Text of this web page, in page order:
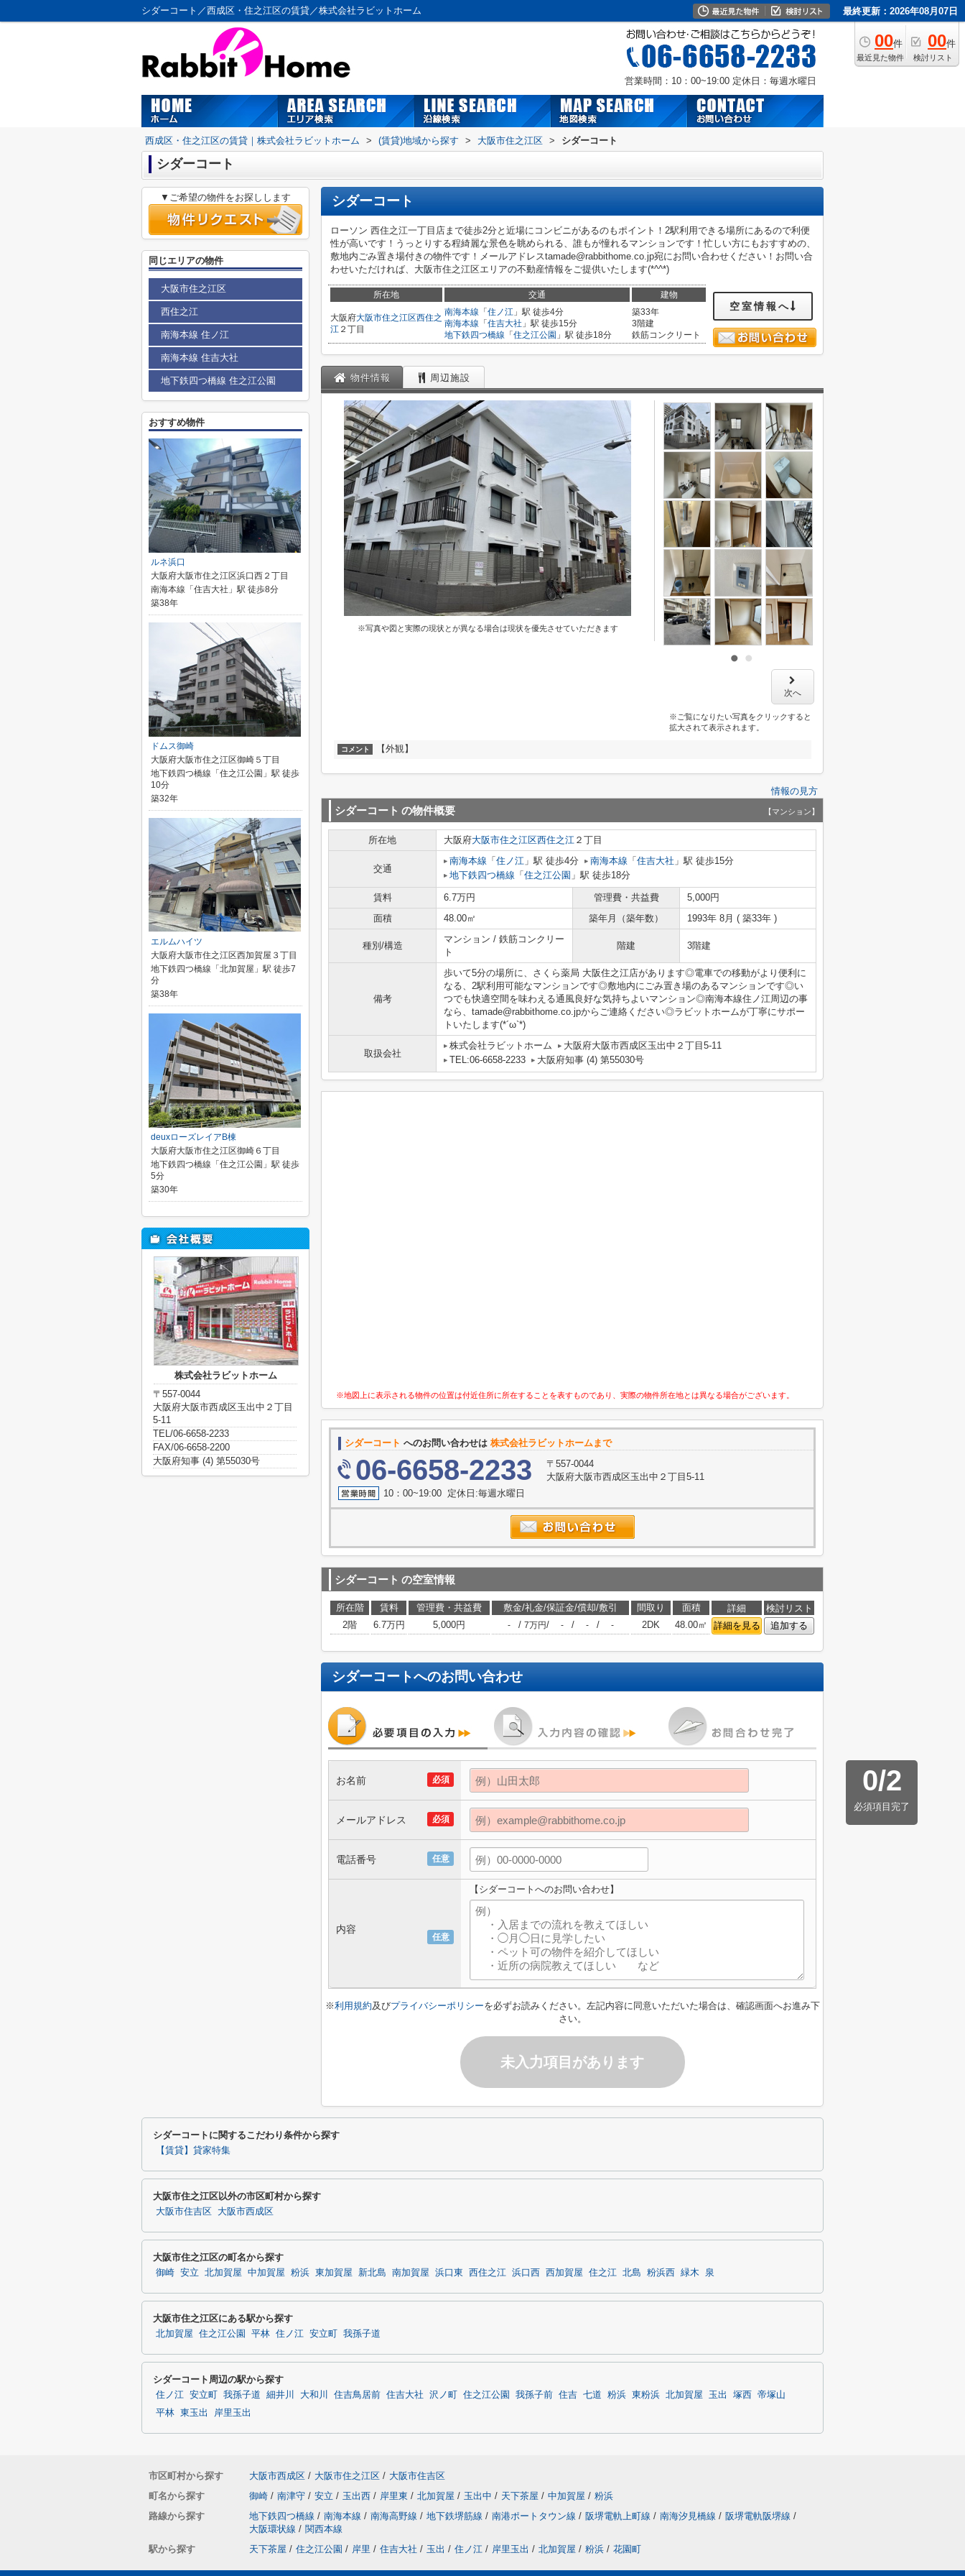
シダーコート／西成区・住之江区の賃貸／株式会社ラビットホーム 最終更新：2026年08月07日
00件
最近見た物件
00件
検討リスト
営業時間：10：00~19:00 定休日：毎週水曜日
西成区・住之江区の賃貸｜株式会社ラビットホーム > (賃貸)地域から探す > 大阪市住之江区 > シダーコート
シダーコート
シダーコート
ローソン 西住之江一丁目店まで徒歩2分と近場にコンビニがあるのもポイント！2駅利用できる場所にあるので利便
性が高いです！うっとりする程綺麗な景色を眺められる、誰もが憧れるマンションです！忙しい方にもおすすめの、
敷地内ごみ置き場付きの物件です！メールアドレスtamade@rabbithome.co.jp宛にお問い合わせください！お問い合
わせいただければ、大阪市住之江区エリアの不動産情報をご提供いたします(*^^*)
所在地 交通 建物
大阪府大阪市住之江区西住之
江 ２丁目
南海本線 「 住ノ江 」駅 徒歩4分
南海本線 「 住吉大社 」駅 徒歩15分
地下鉄四つ橋線 「 住之江公園 」駅 徒歩18分
築33年
3階建
鉄筋コンクリート
空室情報へ
物件情報 周辺施設
※写真や図と実際の現状とが異なる場合は現状を優先させていただきます
次へ
※ご覧になりたい写真をクリックすると
拡大されて表示されます。
コメント 【外観】
情報の見方
シダーコート の物件概要 【マンション】
所在地 大阪府大阪市住之江区西住之江 ２丁目
交通
南海本線 「 住ノ江 」駅 徒歩4分 南海本線 「 住吉大社 」駅 徒歩15分
地下鉄四つ橋線 「 住之江公園 」駅 徒歩18分
賃料 6.7万円 管理費・共益費
5,000円
面積
48.00㎡ 築年月（築年数） 1993年 8月 ( 築33年 )
種別/構造
マンション / 鉄筋コンクリー
ト
階建 3階建
備考
歩いて5分の場所に、さくら薬局 大阪住之江店があります◎電車での移動がより便利に
なる、2駅利用可能なマンションです◎敷地内にごみ置き場のあるマンションです◎い
つでも快適空間を味わえる通風良好な気持ちよいマンション◎南海本線住ノ江周辺の事
なら、tamade@rabbithome.co.jpからご連絡ください◎ラビットホームが丁寧にサポー
トいたします(*´ω`*)
取扱会社
株式会社ラビットホーム
大阪府大阪市西成区玉出中２丁目5-11
TEL:06-6658-2233
大阪府知事 (4) 第55030号
※地図上に表示される物件の位置は付近住所に所在することを表すものであり、実際の物件所在地とは異なる場合がございます。
シダーコート へのお問い合わせは 株式会社ラビットホームまで
06-6658-2233
〒557-0044
大阪府大阪市西成区玉出中２丁目5-11
10：00~19:00 定休日:毎週水曜日
シダーコート の空室情報
所在階 賃料 管理費・共益費 敷金/礼金/保証金/償却/敷引 間取り 面積 詳細
検討リスト
2階
6.7万円 5,000円 - / 7万円/ - / - / - 2DK 48.00㎡ 詳細を見る 追加する
シダーコートへのお問い合わせ
0/2
必須項目完了
必須
お名前
必須
メールアドレス
任意
電話番号
任意
内容
【シダーコートへのお問い合わせ】
※利用規約及びプライバシーポリシーを必ずお読みください。左記内容に同意いただいた場合は、確認画面へお進み下
さい。
未入力項目があります
▼ご希望の物件をお探しします
同じエリアの物件
大阪市住之江区
西住之江
南海本線 住ノ江
南海本線 住吉大社
地下鉄四つ橋線 住之江公園
おすすめ物件
ルネ浜口
大阪府大阪市住之江区浜口西２丁目
南海本線「住吉大社」駅 徒歩8分
築38年
ドムス御崎
大阪府大阪市住之江区御崎５丁目
地下鉄四つ橋線「住之江公園」駅 徒歩
10分
築32年
エルムハイツ
大阪府大阪市住之江区西加賀屋３丁目
地下鉄四つ橋線「北加賀屋」駅 徒歩7
分
築38年
deuxローズレイアB棟
大阪府大阪市住之江区御崎６丁目
地下鉄四つ橋線「住之江公園」駅 徒歩
5分
築30年
株式会社ラビットホーム
〒557-0044
大阪府大阪市西成区玉出中２丁目
5-11
TEL/06-6658-2233
FAX/06-6658-2200
大阪府知事 (4) 第55030号
シダーコートに関するこだわり条件から探す
【賃貸】貸家特集
大阪市住之江区以外の市区町村から探す
大阪市住吉区 大阪市西成区
大阪市住之江区の町名から探す
御崎 安立 北加賀屋 中加賀屋 粉浜 東加賀屋 新北島 南加賀屋 浜口東 西住之江 浜口西 西加賀屋 住之江 北島 粉浜西 緑木 泉
大阪市住之江区にある駅から探す
北加賀屋 住之江公園 平林 住ノ江 安立町 我孫子道
シダーコート周辺の駅から探す
住ノ江 安立町 我孫子道 細井川 大和川 住吉鳥居前 住吉大社 沢ノ町 住之江公園 我孫子前 住吉 七道 粉浜 東粉浜 北加賀屋 玉出 塚西
帝塚山
平林 東玉出 岸里玉出
市区町村から探す 大阪市西成区 / 大阪市住之江区 / 大阪市住吉区
町名から探す
御崎 / 南津守 / 安立 / 玉出西 / 岸里東 / 北加賀屋 / 玉出中 / 天下茶屋 / 中加賀屋 / 粉浜
路線から探す
地下鉄四つ橋線 / 南海本線 / 南海高野線 / 地下鉄堺筋線 / 南港ポートタウン線 / 阪堺電軌上町線 / 南海汐見橋線 / 阪堺電軌阪堺線 /
大阪環状線 / 関西本線
駅から探す
天下茶屋 / 住之江公園 / 岸里 / 住吉大社 / 玉出 / 住ノ江 / 岸里玉出 / 北加賀屋 / 粉浜 / 花園町